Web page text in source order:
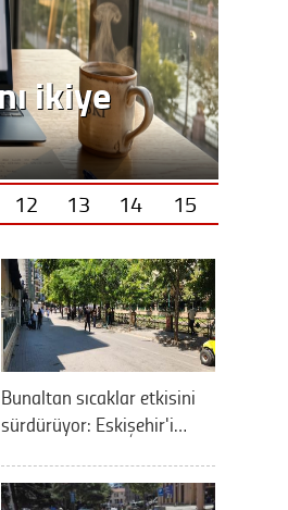
12 13 14 15
Bunaltan sıcaklar etkisini
sürdürüyor: Eskişehir'i…